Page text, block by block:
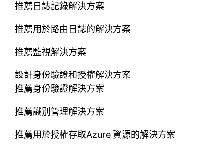
推薦日誌記錄解決方案
推薦用於路由日誌的解決方案
推薦監視解決方案
設計身份驗證和授權解決方案
推薦身份驗證解決方案
推薦識別管理解決方案
推薦用於授權存取Azure 資源的解決方案